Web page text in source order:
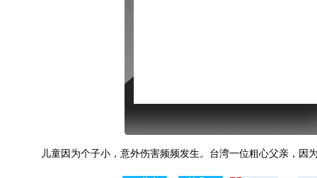
儿童因为个子小，意外伤害频频发生。台湾一位粗心父亲，因